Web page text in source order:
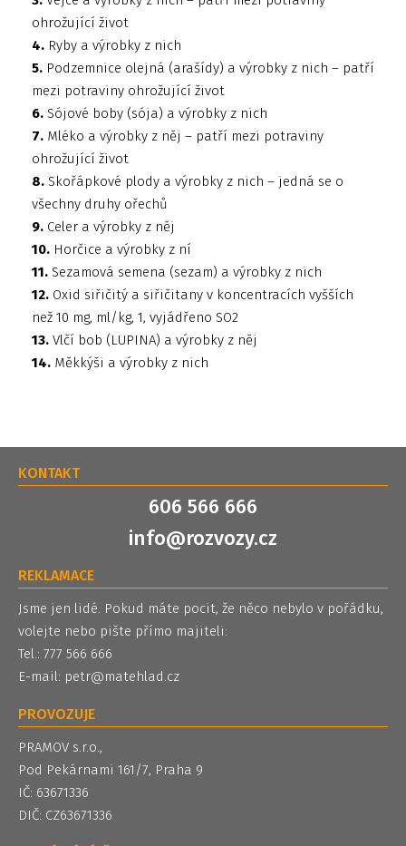
ohrožující život
4. Ryby a výrobky z nich
5. Podzemnice olejná (arašídy) a výrobky z nich – patří
mezi potraviny ohrožující život
6. Sójové boby (sója) a výrobky z nich
7. Mléko a výrobky z něj – patří mezi potraviny
ohrožující život
8. Skořápkové plody a výrobky z nich – jedná se o
všechny druhy ořechů
9. Celer a výrobky z něj
10. Horčice a výrobky z ní
11. Sezamová semena (sezam) a výrobky z nich
12. Oxid siřičitý a siřičitany v koncentracích vyšších
než 10 mg, ml/kg, 1, vyjádřeno SO2
13. Vlčí bob (LUPINA) a výrobky z něj
14. Měkkýši a výrobky z nich
KONTAKT
606 566 666
info@rozvozy.cz
REKLAMACE
Jsme jen lidé. Pokud máte pocit, že něco nebylo v pořádku,
volejte nebo pište přímo majiteli:
Tel.: 777 566 666
E-mail: petr@matehlad.cz
PROVOZUJE
PRAMOV s.r.o.,
Pod Pekárnami 161/7, Praha 9
IČ: 63671336
DIČ: CZ63671336